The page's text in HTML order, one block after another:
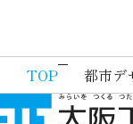
TOP 都市デ